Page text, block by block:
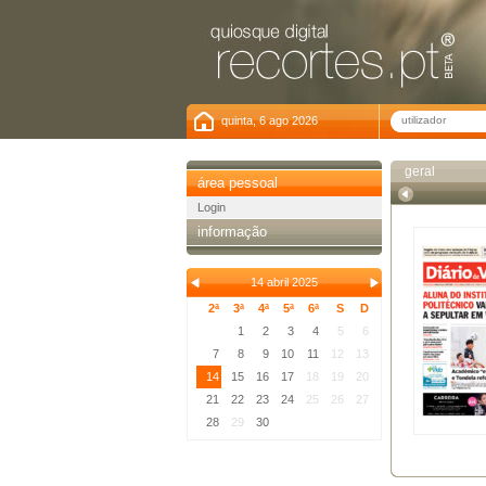
quinta, 6 ago 2026
área pessoal
Login
informação
14 abril 2025
2ª
3ª 4ª 5ª 6ª S
D
1
2 3 4 5
6
7
8 9 10 11 12
13
14
15 16 17 18 19
20
21
22 23 24 25 26
27
28
29 30
geral